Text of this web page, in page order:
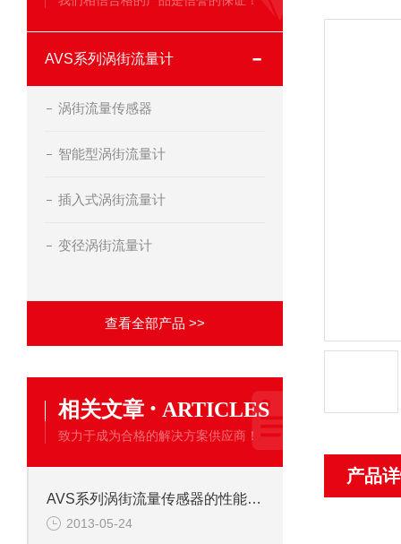
AVS系列涡街流量计
涡街流量传感器
智能型涡街流量计
插入式涡街流量计
变径涡街流量计
查看全部产品 >>
相关文章 · ARTICLES
致力于成为合格的解决方案供应商！
AVS系列涡街流量传感器的性能特点
2013-05-24
产品